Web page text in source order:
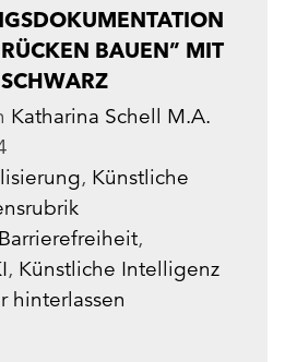
BAUEN” MIT
Katharina Schell M.A.
, Künstliche
Barrierefreiheit,
, Künstliche Intelligenz
hinterlassen